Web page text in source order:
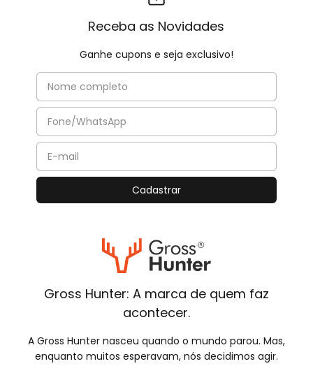
Receba as Novidades
Ganhe cupons e seja exclusivo!
Gross Hunter: A marca de quem faz
acontecer.
A Gross Hunter nasceu quando o mundo parou. Mas,
enquanto muitos esperavam, nós decidimos agir.